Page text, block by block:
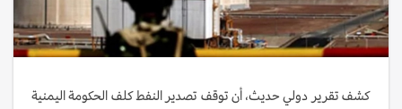
كشف تقرير دولي حديث، أن توقف تصدير النفط كلف الحكومة اليمنية